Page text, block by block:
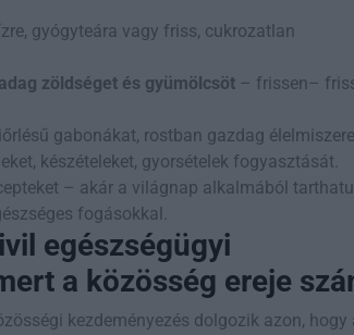
gyógyteára vagy friss, cukrozatlan
zöldséget és gyümölcsöt – frissen–
gabonákat, rostban gazdag
készételeket, gyorsételek fogyasztását.
– akár a világnap alkalmából
fogásokkal.
egészségügyi
a közösség ereje
kezdeményezés dolgozik azon, hogy